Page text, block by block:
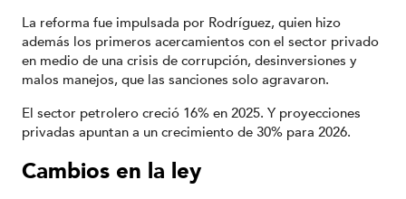
La reforma fue impulsada por Rodríguez, quien hizo
además los primeros acercamientos con el sector privado
en medio de una crisis de corrupción, desinversiones y
malos manejos, que las sanciones solo agravaron.
El sector petrolero creció 16% en 2025. Y proyecciones
privadas apuntan a un crecimiento de 30% para 2026.
Cambios en la ley